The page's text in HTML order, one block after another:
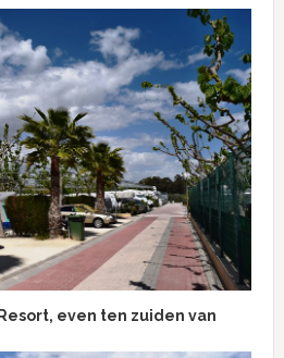
even ten zuiden van